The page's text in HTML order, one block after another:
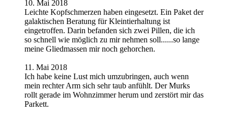
10. Mai 2018
Leichte Kopfschmerzen haben eingesetzt. Ein Paket der
galaktischen Beratung für Kleintierhaltung ist
eingetroffen. Darin befanden sich zwei Pillen, die ich
so schnell wie möglich zu mir nehmen soll......so lange
meine Gliedmassen mir noch gehorchen.
11. Mai 2018
Ich habe keine Lust mich umzubringen, auch wenn
mein rechter Arm sich sehr taub anfühlt. Der Murks
rollt gerade im Wohnzimmer herum und zerstört mir das
Parkett.